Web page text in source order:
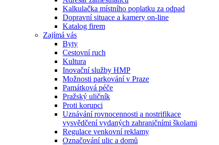
Kalkulačka místního poplatku za odpad
Dopravní situace a kamery on-line
Katalog firem
Zajímá vás
Byty
Cestovní ruch
Kultura
Inovační služby HMP
Možnosti parkování v Praze
Památková péče
Pražský uličník
Proti korupci
Uznávání rovnocennosti a nostrifikace
vysvědčení vydaných zahraničními školami
Regulace venkovní reklamy
Označování ulic a domů